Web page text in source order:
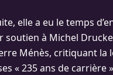
elle a eu le temps
à Michel
Ménès, critiquant la
« 235 ans de carrière